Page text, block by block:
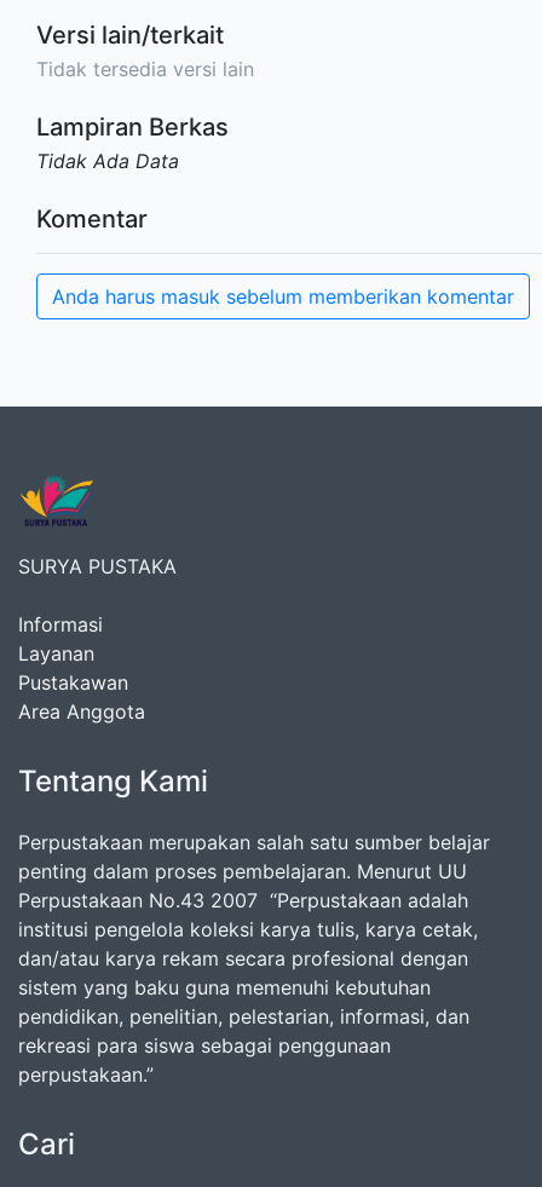
Versi lain/terkait
Tidak tersedia versi lain
Lampiran Berkas
Tidak Ada Data
Komentar
Anda harus masuk sebelum memberikan komentar
SURYA PUSTAKA
Informasi
Layanan
Pustakawan
Area Anggota
Tentang Kami
Perpustakaan merupakan salah satu sumber belajar
penting dalam proses pembelajaran. Menurut UU
Perpustakaan No.43 2007 “Perpustakaan adalah
institusi pengelola koleksi karya tulis, karya cetak,
dan/atau karya rekam secara profesional dengan
sistem yang baku guna memenuhi kebutuhan
pendidikan, penelitian, pelestarian, informasi, dan
rekreasi para siswa sebagai penggunaan
perpustakaan.”
Cari